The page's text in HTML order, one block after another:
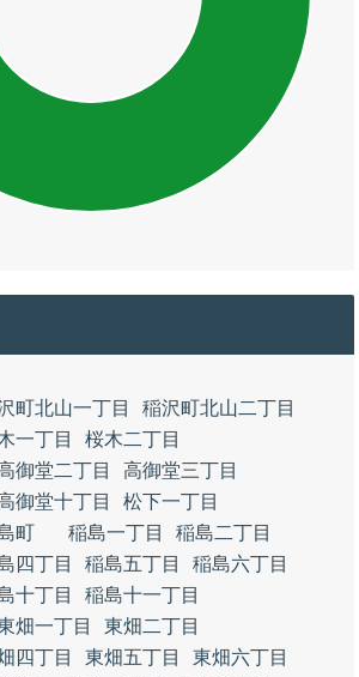
町北山一丁目
稲沢町北山二丁目
一丁目
桜木二丁目
御堂二丁目
高御堂三丁目
御堂十丁目
松下一丁目
町 稲島一丁目
稲島二丁目
四丁目 稲島五丁目
稲島六丁目
十丁目
稲島十一丁目
畑一丁目
東畑二丁目
四丁目 東畑五丁目
東畑六丁目